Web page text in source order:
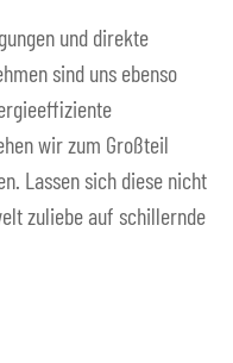
und direkte
sind uns ebenso
wir zum Großteil
Lassen sich diese nicht
zuliebe auf schillernde